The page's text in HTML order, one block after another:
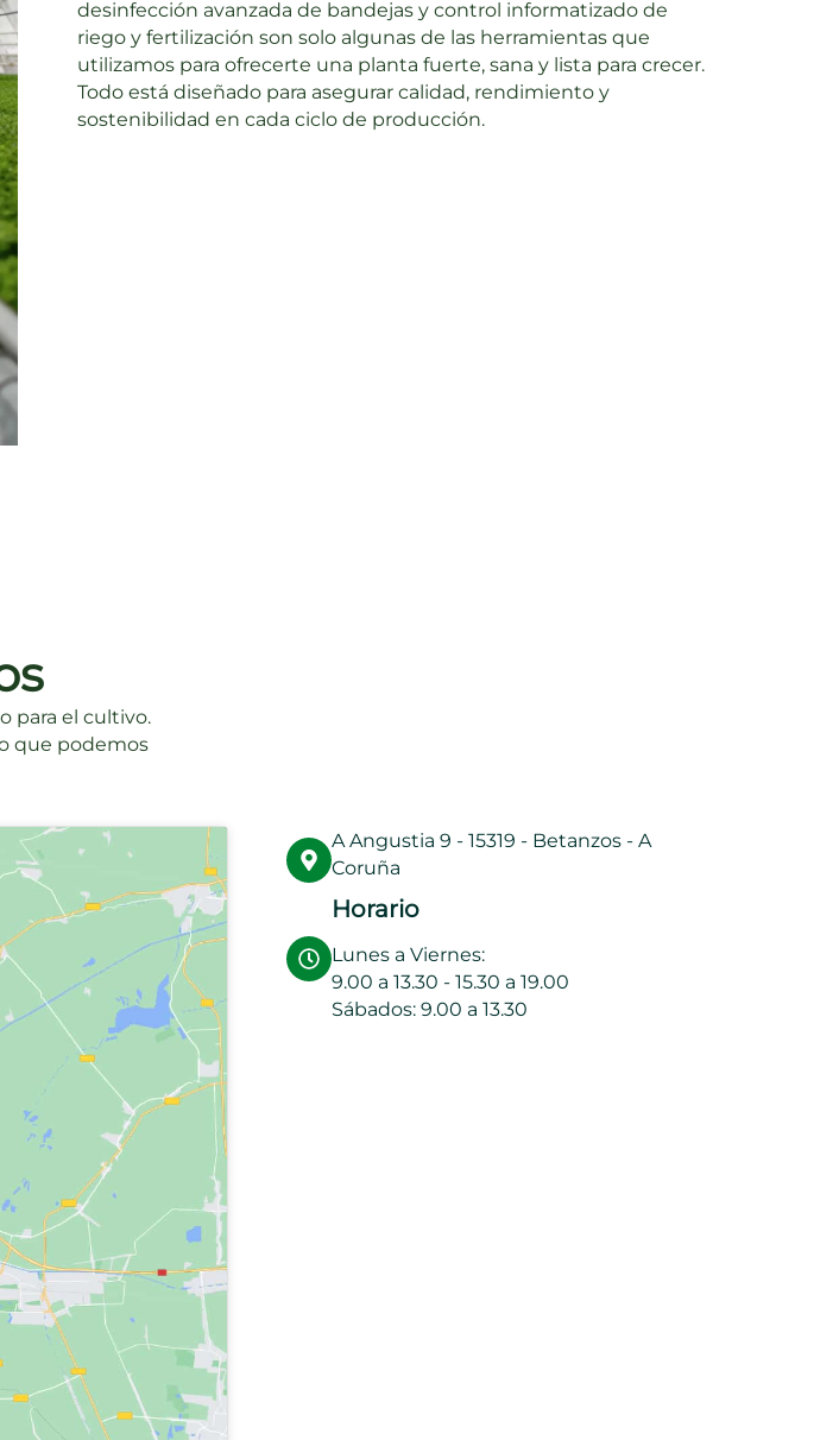
desinfección avanzada de bandejas y control informatizado de
riego y fertilización son solo algunas de las herramientas que
utilizamos para ofrecerte una planta fuerte, sana y lista para crecer.
Todo está diseñado para asegurar calidad, rendimiento y
sostenibilidad en cada ciclo de producción.
para el cultivo.
que podemos
A Angustia 9 - 15319 - Betanzos - A
Coruña
Horario
Lunes a Viernes:
9.00 a 13.30 - 15.30 a 19.00
Sábados: 9.00 a 13.30